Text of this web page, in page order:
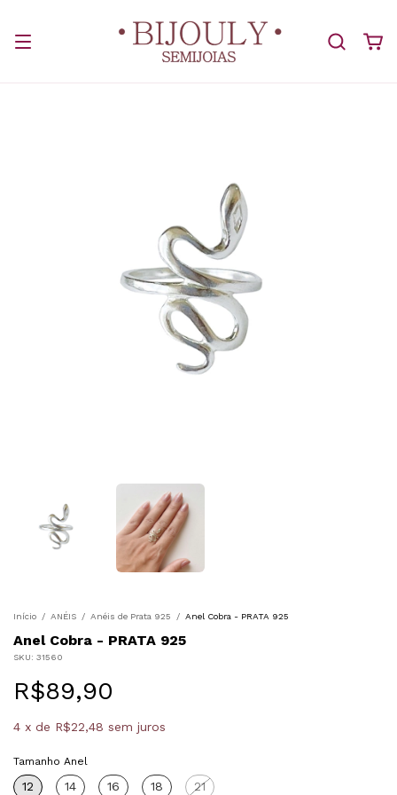
Início / ANÉIS / Anéis de Prata 925 / Anel Cobra - PRATA 925
Anel Cobra - PRATA 925
SKU: 31560
R$89,90
4 x de R$22,48 sem juros
Tamanho Anel
12 14 16 18 21